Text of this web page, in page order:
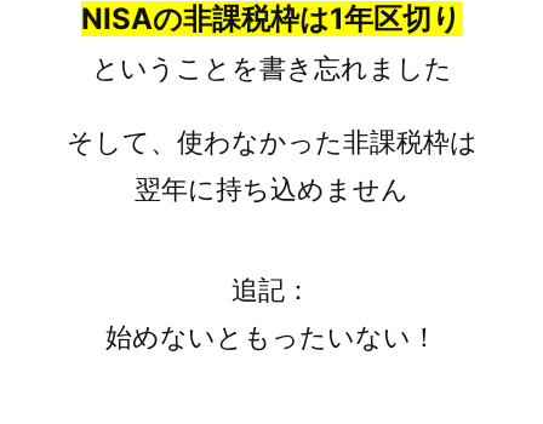
NISAの非課税枠は1年区切り
ということを書き忘れました
そして、使わなかった非課税枠は
翌年に持ち込めません
追記：
始めないともったいない！